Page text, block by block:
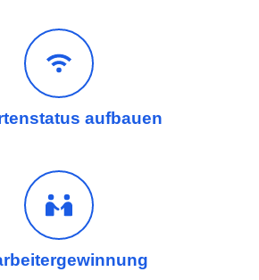
aufbauen